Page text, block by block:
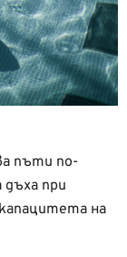
пъти по-
при
на